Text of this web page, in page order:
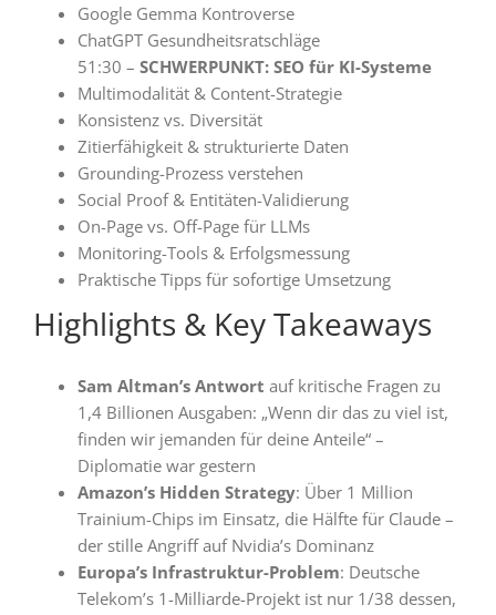
Google Gemma Kontroverse
ChatGPT Gesundheitsratschläge
51:30 – SCHWERPUNKT: SEO für KI-Systeme
Multimodalität & Content-Strategie
Konsistenz vs. Diversität
Zitierfähigkeit & strukturierte Daten
Grounding-Prozess verstehen
Social Proof & Entitäten-Validierung
On-Page vs. Off-Page für LLMs
Monitoring-Tools & Erfolgsmessung
Praktische Tipps für sofortige Umsetzung
Highlights & Key Takeaways
Sam Altman’s Antwort auf kritische Fragen zu
1,4 Billionen Ausgaben: „Wenn dir das zu viel ist,
finden wir jemanden für deine Anteile“ –
Diplomatie war gestern
Amazon’s Hidden Strategy: Über 1 Million
Trainium-Chips im Einsatz, die Hälfte für Claude –
der stille Angriff auf Nvidia’s Dominanz
Europa’s Infrastruktur-Problem: Deutsche
Telekom’s 1-Milliarde-Projekt ist nur 1/38 dessen,